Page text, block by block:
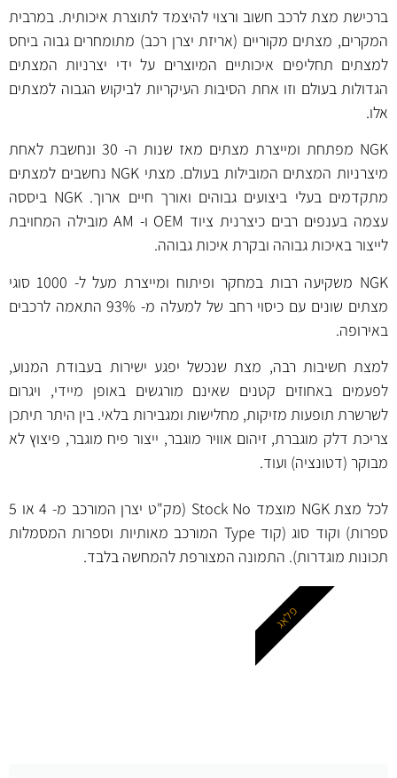
ברכישת מצת לרכב חשוב ורצוי להיצמד לתוצרת איכותית. במרבית
המקרים, מצתים מקוריים (אריזת יצרן רכב) מתומחרים גבוה ביחס
למצתים תחליפים איכותיים המיוצרים על ידי יצרניות המצתים
הגדולות בעולם וזו אחת הסיבות העיקריות לביקוש הגבוה למצתים
אלו.
NGK מפתחת ומייצרת מצתים מאז שנות ה- 30 ונחשבת לאחת
מיצרניות המצתים המובילות בעולם. מצתי NGK נחשבים למצתים
מתקדמים בעלי ביצועים גבוהים ואורך חיים ארוך. NGK ביססה
עצמה בענפים רבים כיצרנית ציוד OEM ו- AM מובילה המחויבת
לייצור באיכות גבוהה ובקרת איכות גבוהה.
NGK משקיעה רבות במחקר ופיתוח ומייצרת מעל ל- 1000 סוגי
מצתים שונים עם כיסוי רחב של למעלה מ- 93% התאמה לרכבים
באירופה.
למצת חשיבות רבה, מצת שנכשל יפגע ישירות בעבודת המנוע,
לפעמים באחוזים קטנים שאינם מורגשים באופן מיידי, ויגרום
לשרשרת תופעות מזיקות, מחלישות ומגבירות בלאי. בין היתר תיתכן
צריכת דלק מוגברת, זיהום אוויר מוגבר, ייצור פיח מוגבר, פיצוץ לא
מבוקר (דטונציה) ועוד.
לכל מצת NGK מוצמד Stock No (מק"ט יצרן המורכב מ- 4 או 5
ספרות) וקוד סוג (קוד Type המורכב מאותיות וספרות המסמלות
תכונות מוגדרות). התמונה המצורפת להמחשה בלבד.
פלאג